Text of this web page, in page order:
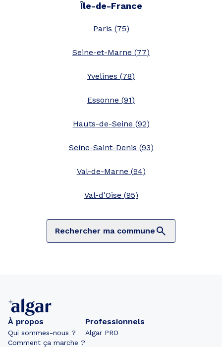
Île-de-France
Paris (75)
Seine-et-Marne (77)
Yvelines (78)
Essonne (91)
Hauts-de-Seine (92)
Seine-Saint-Denis (93)
Val-de-Marne (94)
Val-d'Oise (95)
Rechercher ma commune
À propos
Qui sommes-nous ?
Comment ça marche ?
Professionnels
Algar PRO